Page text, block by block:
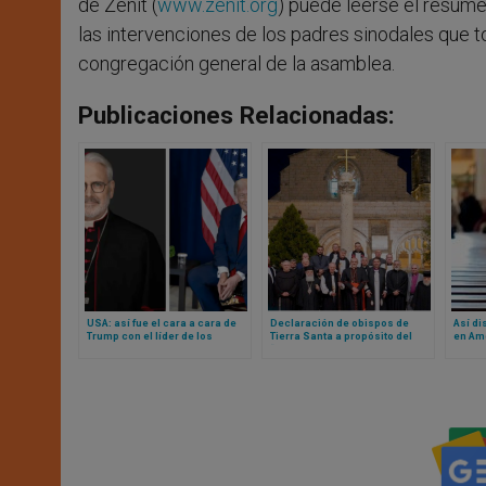
de Zenit (www.zenit.org) puede leerse el
las intervenciones de los padres sinodales que
congregación general de la asamblea.
Publicaciones Relacionadas:
USA: así fue el cara a cara de
Trump con el líder de los
Declaración de obispos de
Tierra Santa a propósito del
Así
en